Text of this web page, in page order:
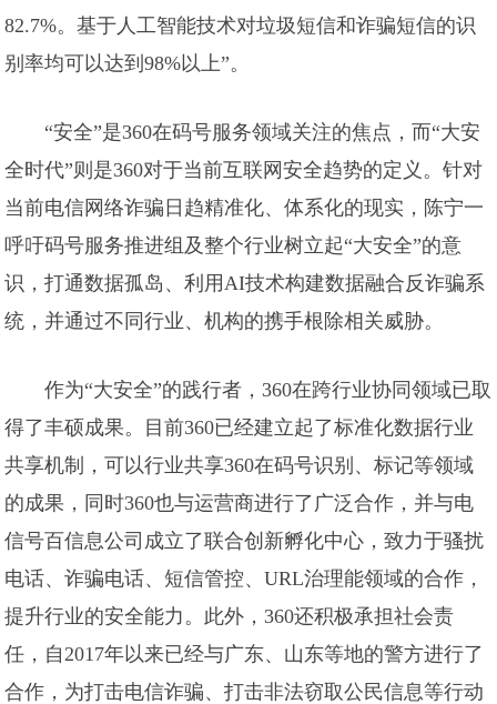
82.7%。基于人工智能技术对垃圾短信和诈骗短信的识
别率均可以达到98%以上”。
“安全”是360在码号服务领域关注的焦点，而“大安
全时代”则是360对于当前互联网安全趋势的定义。针对
当前电信网络诈骗日趋精准化、体系化的现实，陈宁一
呼吁码号服务推进组及整个行业树立起“大安全”的意
识，打通数据孤岛、利用AI技术构建数据融合反诈骗系
统，并通过不同行业、机构的携手根除相关威胁。
作为“大安全”的践行者，360在跨行业协同领域已取
得了丰硕成果。目前360已经建立起了标准化数据行业
共享机制，可以行业共享360在码号识别、标记等领域
的成果，同时360也与运营商进行了广泛合作，并与电
信号百信息公司成立了联合创新孵化中心，致力于骚扰
电话、诈骗电话、短信管控、URL治理能领域的合作，
提升行业的安全能力。此外，360还积极承担社会责
任，自2017年以来已经与广东、山东等地的警方进行了
合作，为打击电信诈骗、打击非法窃取公民信息等行动